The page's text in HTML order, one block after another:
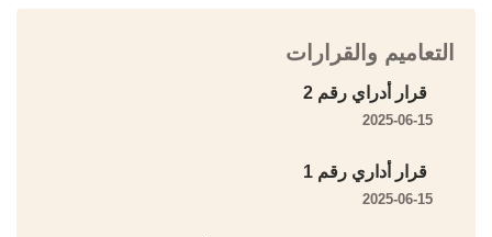
التعاميم والقرارات
قرار أدراي رقم 2
2025-06-15
قرار أداري رقم 1
2025-06-15